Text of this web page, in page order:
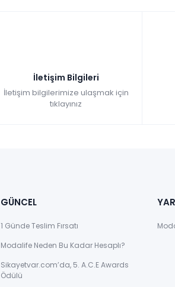
İletişim Bilgileri
İletişim bilgilerimize ulaşmak için
tıklayınız
GÜNCEL
1 Günde Teslim Fırsatı
Modalife Neden Bu Kadar Hesaplı?
Sikayetvar.com’da, 5. A.C.E Awards
Ödülü